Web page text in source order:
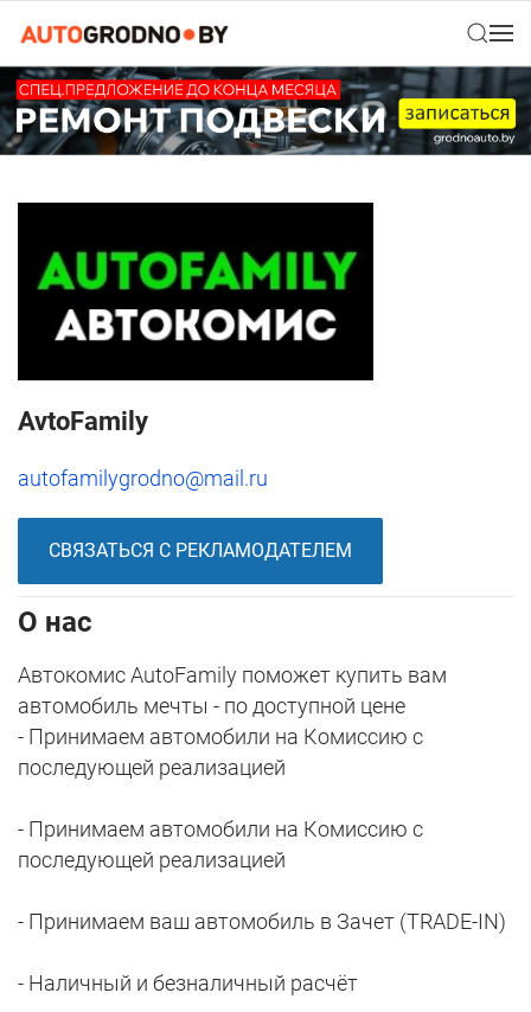
AvtoFamily
autofamilygrodno@mail.ru
СВЯЗАТЬСЯ С РЕКЛАМОДАТЕЛЕМ
О нас
Автокомис AutoFamily поможет купить вам
автомобиль мечты - по доступной цене
- Принимаем автомобили на Комиссию с
последующей реализацией
- Принимаем автомобили на Комиссию с
последующей реализацией
- Принимаем ваш автомобиль в Зачет (TRADE-IN)
- Наличный и безналичный расчёт